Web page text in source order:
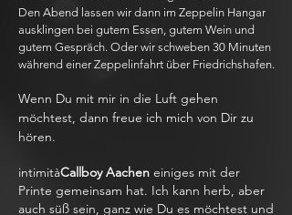
Den Abend lassen wir dann im Zeppelin Hangar
ausklingen bei gutem Essen, gutem Wein und
gutem Gespräch. Oder wir schweben 30 Minuten
während einer Zeppelinfahrt über Friedrichshafen.
Wenn Du mit mir in die Luft gehen
möchtest, dann freue ich mich von Dir zu
hören.
intimitàCallboy Aachen einiges mit der
Printe gemeinsam hat. Ich kann herb, aber
auch süß sein, ganz wie Du es möchtest und